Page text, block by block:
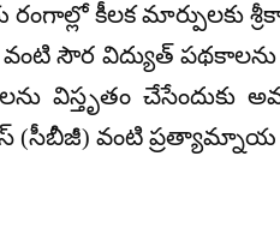
కీలక మార్పులకు
వంటి సౌర విద్యుత్
విస్తృతం చేసేందుకు
వంటి ప్రత్యామ్నాయ